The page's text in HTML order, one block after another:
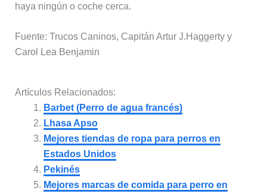
haya ningún o coche cerca.
Fuente: Trucos Caninos, Capitán Artur J.Haggerty y
Carol Lea Benjamin
Artículos Relacionados:
Barbet (Perro de agua francés)
Lhasa Apso
Mejores tiendas de ropa para perros en
Estados Unidos
Pekinés
Mejores marcas de comida para perro en